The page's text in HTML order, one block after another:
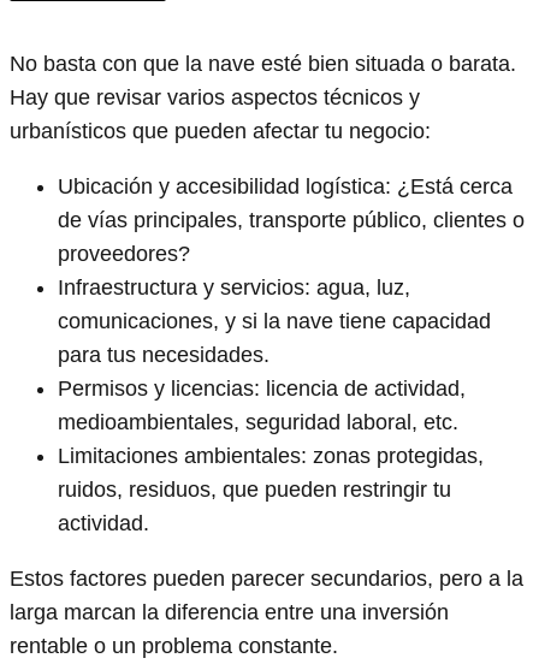
No basta con que la nave esté bien situada o barata.
Hay que revisar varios aspectos técnicos y
urbanísticos que pueden afectar tu negocio:
Ubicación y accesibilidad logística: ¿Está cerca
de vías principales, transporte público, clientes o
proveedores?
Infraestructura y servicios: agua, luz,
comunicaciones, y si la nave tiene capacidad
para tus necesidades.
Permisos y licencias: licencia de actividad,
medioambientales, seguridad laboral, etc.
Limitaciones ambientales: zonas protegidas,
ruidos, residuos, que pueden restringir tu
actividad.
Estos factores pueden parecer secundarios, pero a la
larga marcan la diferencia entre una inversión
rentable o un problema constante.